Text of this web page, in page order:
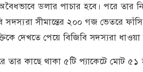
ডলার পাচার হবে। পরে তার
সদস্যরা সীমান্তের ২০০ গজ ভেতরে
দেখতে পেয়ে বিজিবি সদস্যরা
তার কাছে থাকা ৫টি প্যাকেটে মোট